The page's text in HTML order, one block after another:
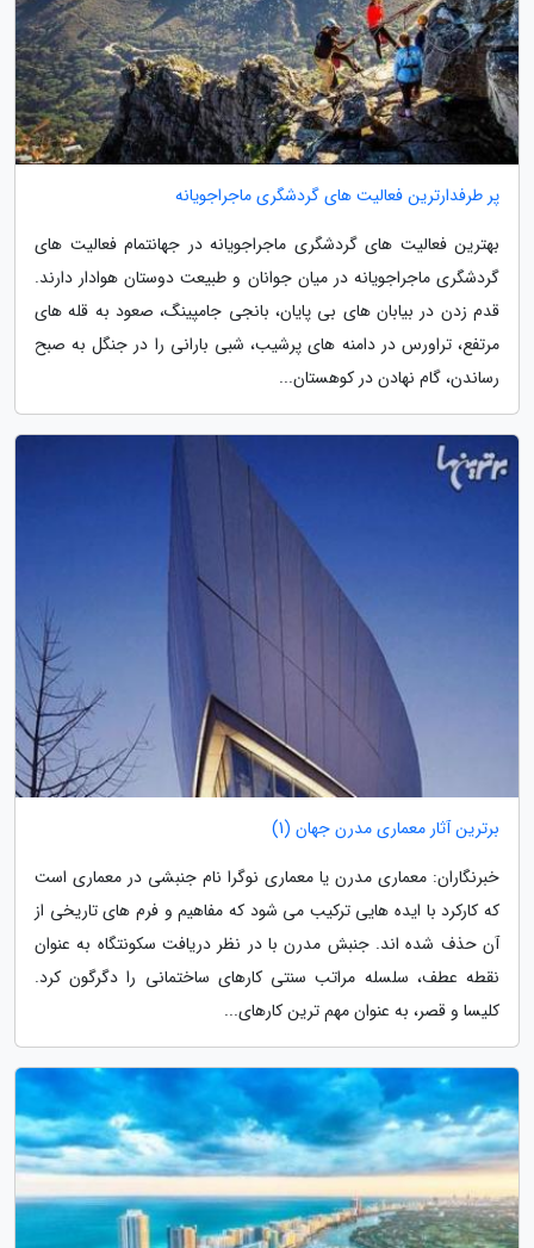
پر طرفدارترین فعالیت های گردشگری ماجراجویانه
بهترین فعالیت های گردشگری ماجراجویانه در جهانتمام فعالیت های
گردشگری ماجراجویانه در میان جوانان و طبیعت دوستان هوادار دارند.
قدم زدن در بیابان های بی پایان، بانجی جامپینگ، صعود به قله های
مرتفع، تراورس در دامنه های پرشیب، شبی بارانی را در جنگل به صبح
رساندن، گام نهادن در کوهستان...
برترین آثار معماری مدرن جهان (1)
خبرنگاران: معماری مدرن یا معماری نوگرا نام جنبشی در معماری است
که کارکرد با ایده هایی ترکیب می شود که مفاهیم و فرم های تاریخی از
آن حذف شده اند. جنبش مدرن با در نظر دریافت سکونتگاه به عنوان
نقطه عطف، سلسله مراتب سنتی کارهای ساختمانی را دگرگون کرد.
کلیسا و قصر، به عنوان مهم ترین کارهای...